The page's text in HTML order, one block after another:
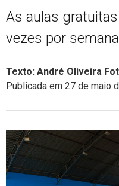
As aulas
vezes por semana
Texto: André Oliveira
Publicada em 27 de maio